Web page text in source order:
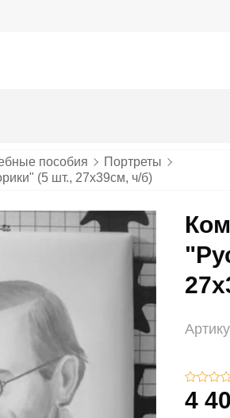
пособия
Портреты
(5 шт., 27х39см, ч/б)
4